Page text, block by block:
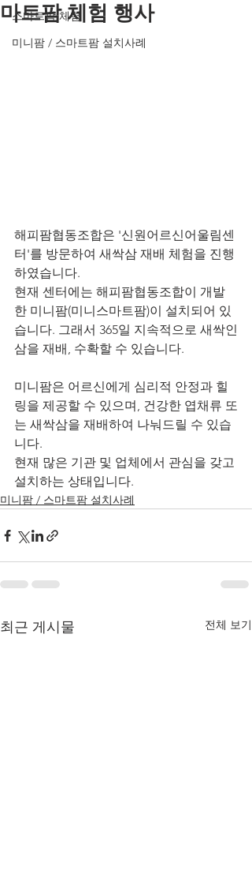
스마트팜 체험
미니팜 / 스마트팜 설치사례
마트팜 체험 행사
해피팜협동조합은 '신원어르신어울림센
터'를 방문하여 새싹삼 재배 체험을 진행
하였습니다.
현재 센터에는 해피팜협동조합이 개발
한 미니팜(미니스마트팜)이 설치되어 있
습니다. 그래서 365일 지속적으로 새싹인
삼을 재배, 수확할 수 있습니다.
미니팜은 어르신에게 심리적 안정과 힐
링을 제공할 수 있으며, 건강한 엽채류 또
는 새싹삼을 재배하여 나눠드릴 수 있습
니다.
현재 많은 기관 및 업체에서 관심을 갖고
설치하는 상태입니다.
미니팜 / 스마트팜 설치사례
최근 게시물 전체 보기